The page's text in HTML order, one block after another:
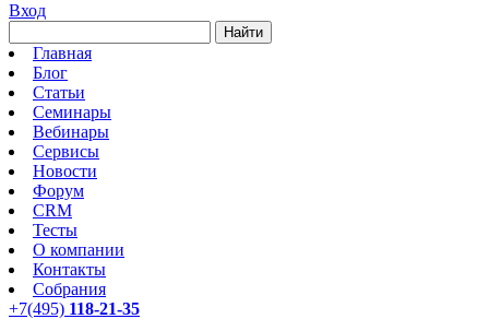
Вход
Найти
Главная
Блог
Статьи
Семинары
Вебинары
Сервисы
Новости
Форум
CRM
Тесты
О компании
Контакты
Собрания
+7(495) 118-21-35